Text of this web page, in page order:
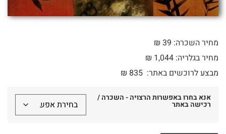
מחיר השכרה: 39 ₪
מחיר בגלריה: 1,044 ₪
מבצע לרוכשים באתר:
₪ 835
אנא בחרו באפשרות הרצויה - השכרה /
רכישה באתר